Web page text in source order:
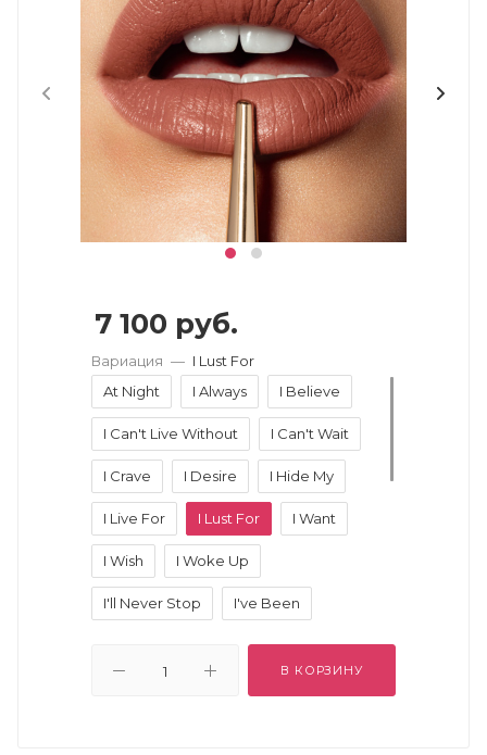
7 100 руб.
Вариация — I Lust For
At Night
I Always I Believe
I Can't Live Without I Can't Wait
I Crave I Desire I Hide My
I Live For I Lust For I Want
I Wish I Woke Up
I'll Never Stop I've Been
I've Never
В КОРЗИНУ